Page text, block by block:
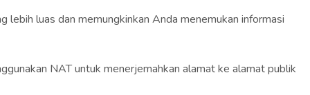
luas dan memungkinkan Anda menemukan informasi
NAT untuk menerjemahkan alamat ke alamat publik